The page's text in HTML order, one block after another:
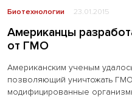
Биотехнологии 23.01.2015
Американцы
от ГМО
Американским ученым
позволяющий уничтожать
модифицированные